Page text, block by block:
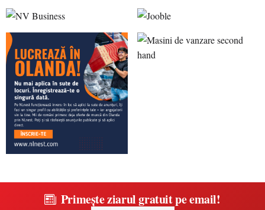
Primește ziarul gratuit pe email!